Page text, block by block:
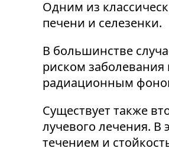
Одним из
печени и селезенки.
В большинстве
риском
радиационным
Существует также
лучевого лечения. В
течением и